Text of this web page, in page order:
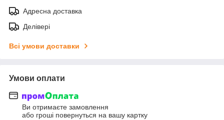
Адресна доставка
Делівері
Всі умови доставки
Умови оплати
Ви отримаєте замовлення
або гроші повернуться на вашу картку